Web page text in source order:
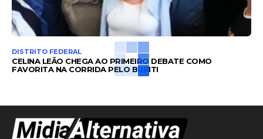
DISTRITO FEDERAL
CELINA LEÃO CHEGA AO PRIMEIRO DEBATE COMO
FAVORITA NA CORRIDA PELO BURITI